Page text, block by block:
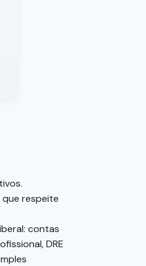
respeite
contas
DRE